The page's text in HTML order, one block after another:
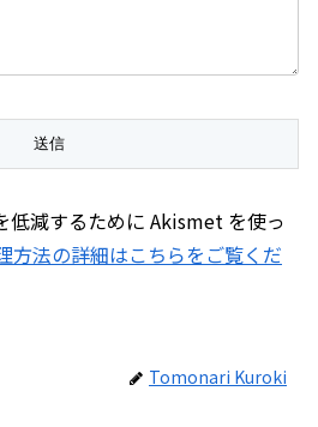
低減するために Akismet を使っ
方法の詳細はこちらをご覧くだ
Tomonari Kuroki